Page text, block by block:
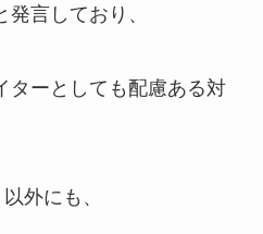
発言しており、
ターとしても配慮ある対
外にも、